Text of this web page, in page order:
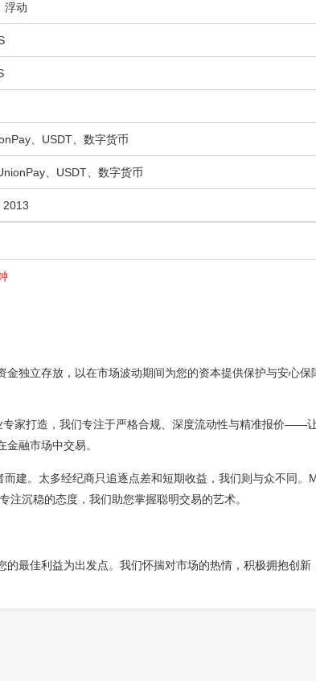
浮动
、USDT、数字货币
、USDT、数字货币
2013
独立存放，以在市场波动期间为您的资本提供保护与安心保
家打造，我们专注于严格合规、深度流动性与精准报价——
融市场中交易。
建。太多经纪商只追逐点差和短期收益，我们则与众不同。
沉稳的态度，我们助您掌握聪明交易的艺术。
最佳利益为出发点。我们怀揣对市场的热情，积极拥抱创新